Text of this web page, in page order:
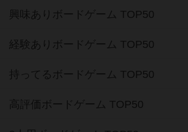
興味ありボードゲーム TOP50
経験ありボードゲーム TOP50
持ってるボードゲーム TOP50
高評価ボードゲーム TOP50